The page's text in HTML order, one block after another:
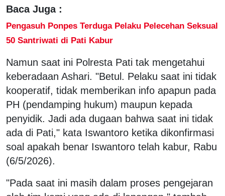
Baca Juga :
Pengasuh Ponpes Terduga Pelaku Pelecehan Seksual
50 Santriwati di Pati Kabur
Namun saat ini Polresta Pati tak mengetahui
keberadaan Ashari. "Betul. Pelaku saat ini tidak
kooperatif, tidak memberikan info apapun pada
PH (pendamping hukum) maupun kepada
penyidik. Jadi ada dugaan bahwa saat ini tidak
ada di Pati," kata Iswantoro ketika dikonfirmasi
soal apakah benar Iswantoro telah kabur, Rabu
(6/5/2026).
"Pada saat ini masih dalam proses pengejaran